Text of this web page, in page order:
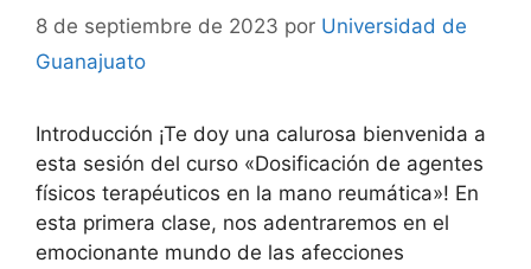
8 de septiembre de 2023 por Universidad de
Guanajuato
Introducción ¡Te doy una calurosa bienvenida a
esta sesión del curso «Dosificación de agentes
físicos terapéuticos en la mano reumática»! En
esta primera clase, nos adentraremos en el
emocionante mundo de las afecciones